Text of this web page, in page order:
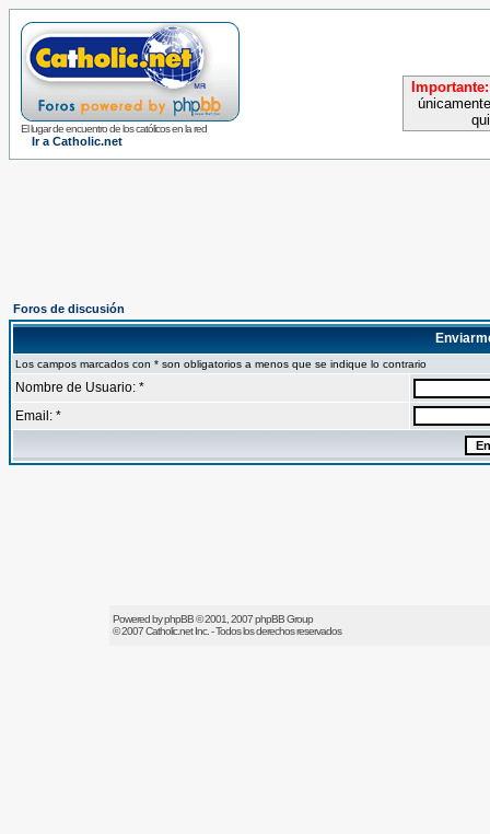
El lugar de encuentro de los católicos en la red
Ir a Catholic.net
Importante:
Foros de discusión
Los campos marcados con * son obligatorios a menos que se indique lo contrario
Nombre de Usuario: *
Email: *
Powered byphpBB© 2001, 2007 phpBB Group
© 2007Catholic.netInc. - Todos los derechos reservados